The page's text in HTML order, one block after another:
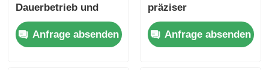
Dauerbetrieb und
präzise
Positionierung in
automatisierten
Anfrage absenden
präziser
Positionierung und
langlebiger Leistung
für CNC-
Anfrage absenden